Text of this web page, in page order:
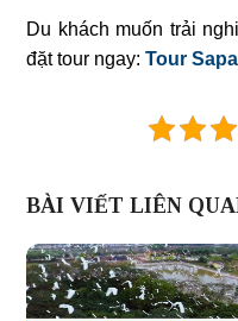
Du khách muốn trải
đặt tour ngay:Tour
BÀI VIẾT LIÊN